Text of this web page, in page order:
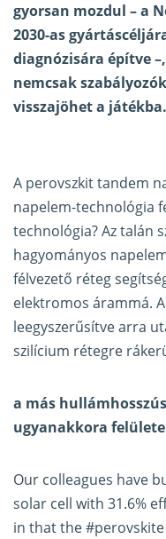
gyorsan mozdul – a
2030-as
diagnózisára építve
nemcsak
visszajöhet a játékba.
A perovszkit tandem
napelem-technológia
technológia? Az talán
hagyományos
félvezető réteg
elektromos árammá.
leegyszerűsítve arra
szilícium rétegre
a más
ugyanakkora
Our colleagues have
solar cell with 31.6%
in that the#perovskite